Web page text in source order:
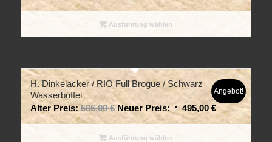
Ausführung wählen
H. Dinkelacker / RIO Full Brogue / Schwarz
Wasserbüffel
Alter Preis: 595,00€ Neuer Preis: 495,00 €
Angebot!
Ausführung wählen